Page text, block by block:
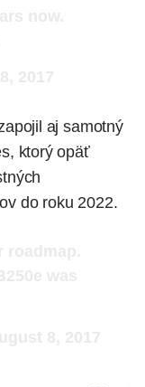
aj samotný
ktorý opäť
do roku 2022.